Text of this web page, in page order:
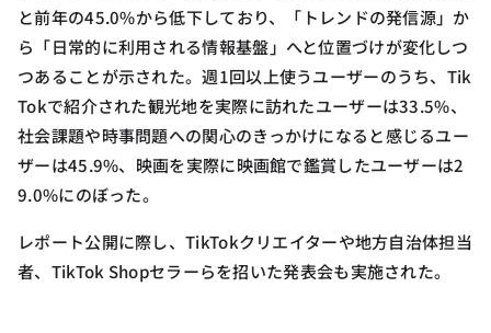
と前年の45.0%から低下しており、「トレンドの発信源」か
ら「日常的に利用される情報基盤」へと位置づけが変化しつ
つあることが示された。週1回以上使うユーザーのうち、Tik
Tokで紹介された観光地を実際に訪れたユーザーは33.5%、
社会課題や時事問題への関心のきっかけになると感じるユー
ザーは45.9%、映画を実際に映画館で鑑賞したユーザーは2
9.0%にのぼった。
レポート公開に際し、TikTokクリエイターや地方自治体担当
者、TikTok Shopセラーらを招いた発表会も実施された。